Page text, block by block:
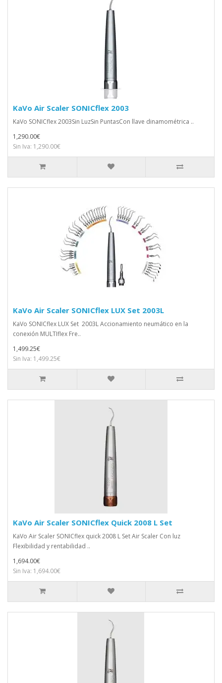
KaVo Air Scaler SONICflex 2003
KaVo SONICflex 2003Sin LuzSin PuntasCon llave dinamométrica ..
1,290.00€
Sin Iva: 1,290.00€
KaVo Air Scaler SONICflex LUX Set 2003L
KaVo SONICflex LUX Set 2003L Accionamiento neumático en la
conexión MULTIflex Fre..
1,499.25€
Sin Iva: 1,499.25€
KaVo Air Scaler SONICflex Quick 2008 L Set
KaVo Air Scaler SONICflex quick 2008 L Set Air Scaler Con luz
Flexibilidad y rentabilidad ..
1,694.00€
Sin Iva: 1,694.00€